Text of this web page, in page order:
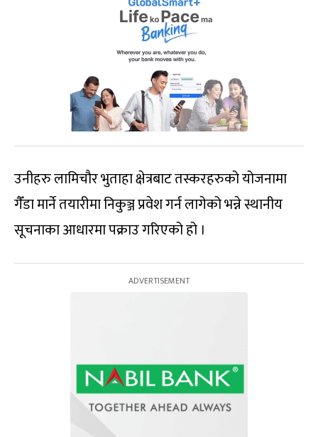
उनीहरु लामिचौर भुताहा क्षेत्रबाट तस्करहरुको योजनामा
गैँडा मार्ने तयारीमा निकुञ्ज प्रवेश गर्न लागेको भन्ने स्थानीय
सूचनाका आधारमा पक्राउ गरिएको हो ।